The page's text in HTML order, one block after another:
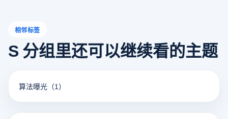
相邻标签
S 分组里还可以继续看的主题
算法曝光 （1）